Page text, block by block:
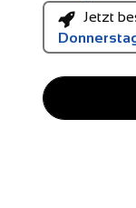
Jetzt